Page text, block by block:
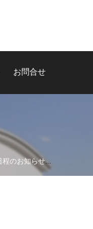
お問合せ
【5月度トレーニング室講習会日程のお知らせ】